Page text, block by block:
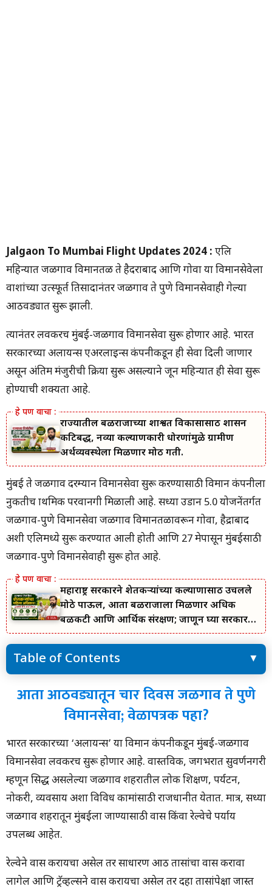
Jalgaon To Mumbai Flight Updates 2024 : एप्रिल
महिन्यात जळगाव विमानतळ ते हैदराबाद आणि गोवा या विमानसेवेला
प्रवाशांच्या उत्स्फूर्त प्रतिसादानंतर जळगाव ते पुणे विमानसेवाही गेल्या
आठवड्यात सुरू झाली.
त्यानंतर लवकरच मुंबई-जळगाव विमानसेवा सुरू होणार आहे. भारत
सरकारच्या अलायन्स एअरलाइन्स कंपनीकडून ही सेवा दिली जाणार
असून अंतिम मंजुरीची प्रक्रिया सुरू असल्याने जून महिन्यात ही सेवा सुरू
होण्याची शक्यता आहे.
राज्यातील बळीराजाच्या शाश्वत विकासासाठी शासन
कटिबद्ध, नव्या कल्याणकारी धोरणांमुळे ग्रामीण
अर्थव्यवस्थेला मिळणार मोठी गती.
मुंबई ते जळगाव दरम्यान विमानसेवा सुरू करण्यासाठी विमान कंपनीला
नुकतीच प्राथमिक परवानगी मिळाली आहे. सध्या उडान 5.0 योजनेंतर्गत
जळगाव-पुणे विमानसेवा जळगाव विमानतळावरून गोवा, हैद्राबाद
अशी एप्रिलमध्ये सुरू करण्यात आली होती आणि 27 मेपासून मुंबईसाठी
जळगाव-पुणे विमानसेवाही सुरू होत आहे.
महाराष्ट्र सरकारने शेतकऱ्यांच्या कल्याणासाठी उचलले
मोठे पाऊल, आता बळीराजाला मिळणार अधिक
बळकटी आणि आर्थिक संरक्षण; जाणून घ्या सरकारचा
नवा संकल्प.
Table of Contents
आता आठवड्यातून चार दिवस जळगाव ते पुणे विमानसेवा; वेळापत्रक पहा?
खुशखबर ! या तिन्ही शहरांसाठी लवकरच जळगावहून विमानसेवा सुरू होणार
आता आठवड्यातून चार दिवस जळगाव ते पुणे
विमानसेवा; वेळापत्रक पहा?
भारत सरकारच्या ‘अलायन्स’ या विमान कंपनीकडून मुंबई-जळगाव
विमानसेवा लवकरच सुरू होणार आहे. वास्तविक, जगभरात सुवर्णनगरी
म्हणून प्रसिद्ध असलेल्या जळगाव शहरातील लोक शिक्षण, पर्यटन,
नोकरी, व्यवसाय अशा विविध कामांसाठी राजधानीत येतात. मात्र, सध्या
जळगाव शहरातून मुंबईला जाण्यासाठी प्रवास किंवा रेल्वेचे पर्याय
उपलब्ध आहेत.
रेल्वेने प्रवास करायचा असेल तर साधारण आठ तासांचा प्रवास करावा
लागेल आणि ट्रॅव्हल्सने प्रवास करायचा असेल तर दहा तासांपेक्षा जास्त